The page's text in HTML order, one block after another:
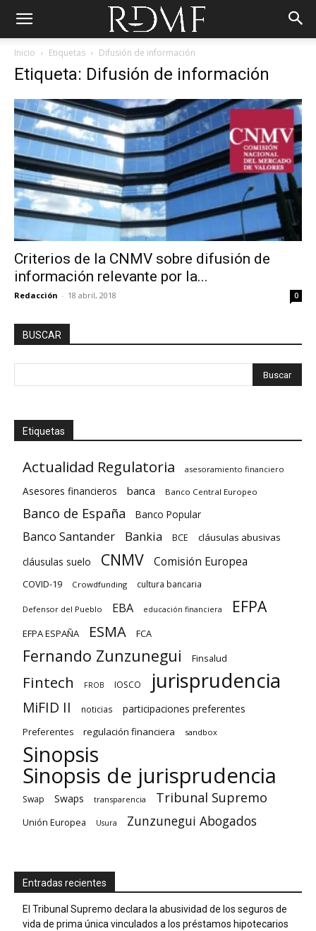
Inicio Etiquetas Difusión de información
Etiqueta: Difusión de información
Criterios de la CNMV sobre difusión de
información relevante por la...
Redacción - 18 abril, 2018 0
BUSCAR
Etiquetas
Actualidad Regulatoria asesoramiento financiero
Asesores financieros banca Banco Central Europeo
Banco de España Banco Popular
Banco Santander Bankia BCE cláusulas abusivas
cláusulas suelo CNMV Comisión Europea
COVID-19 Crowdfunding cultura bancaria
Defensor del Pueblo EBA educación financiera EFPA
EFPA ESPAÑA ESMA FCA
Fernando Zunzunegui Finsalud
Fintech FROB IOSCO jurisprudencia
MiFID II noticias participaciones preferentes
Preferentes regulación financiera sandbox
Sinopsis
Sinopsis de jurisprudencia
Swap Swaps transparencia Tribunal Supremo
Unión Europea Usura Zunzunegui Abogados
Entradas recientes
El Tribunal Supremo declara la abusividad de los seguros de
vida de prima única vinculados a los préstamos hipotecarios